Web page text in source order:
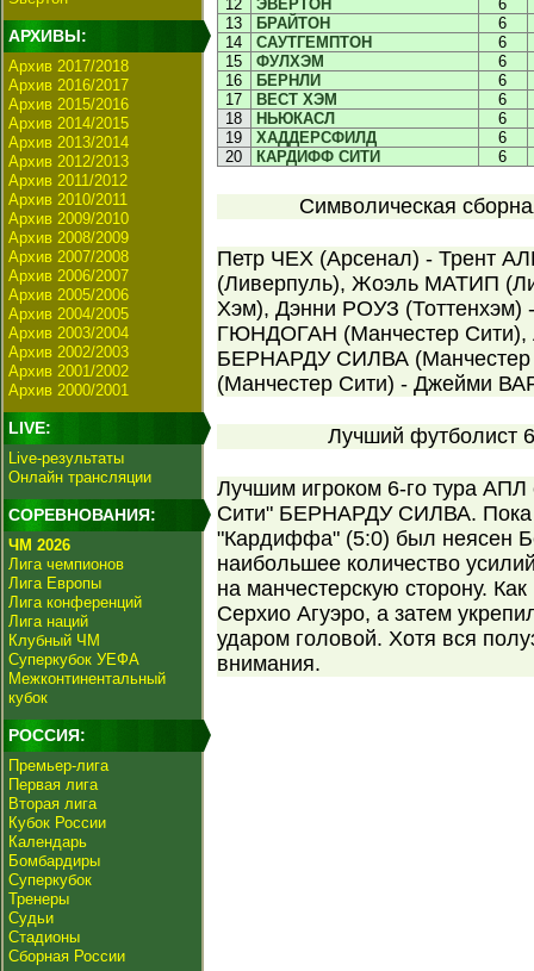
АРХИВЫ:
Архив 2017/2018
Архив 2016/2017
Архив 2015/2016
Архив 2014/2015
Архив 2013/2014
Архив 2012/2013
Архив 2011/2012
Архив 2010/2011
Архив 2009/2010
Архив 2008/2009
Архив 2007/2008
Архив 2006/2007
Архив 2005/2006
Архив 2004/2005
Архив 2003/2004
Архив 2002/2003
Архив 2001/2002
Архив 2000/2001
LIVE:
Live-результаты
Онлайн трансляции
СОРЕВНОВАНИЯ:
ЧМ 2026
Лига чемпионов
Лига Европы
Лига конференций
Лига наций
Клубный ЧМ
Суперкубок УЕФА
Межконтинентальный
кубок
РОССИЯ:
Премьер-лига
Первая лига
Вторая лига
Кубок России
Календарь
Бомбардиры
Суперкубок
Тренеры
Судьи
Стадионы
Сборная России
12
ЭВЕРТОН
6
13
БРАЙТОН
6
14
САУТГЕМПТОН
6
15
ФУЛХЭМ
6
16
БЕРНЛИ
6
17
ВЕСТ ХЭМ
6
18
НЬЮКАСЛ
6
19
ХАДДЕРСФИЛД
6
20
КАРДИФФ СИТИ 6
Символическая
Петр ЧЕХ (Арсенал) - Трент
(Ливерпуль), Жоэль МАТИП
Хэм), Дэнни РОУЗ
ГЮНДОГАН (Манчестер
БЕРНАРДУ СИЛВА
(Манчестер Сити) - Джейми
Лучший футболист
Лучшим игроком 6-го тура
Сити" БЕРНАРДУ СИЛВА. Пока
"Кардиффа" (5:0) был неясен
наибольшее количество
на манчестерскую сторону.
Серхио Агуэро, а затем
ударом головой. Хотя вся
внимания.